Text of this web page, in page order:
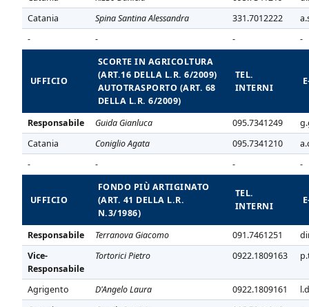
Catania
Spina Santina Alessandra 331.7012222
-
- - -
UFFICIO
SCORTE IN AGRICOLTURA
(ART.16 DELLA L.R. 6/2009)
AUTOTRASPORTO (ART. 68
DELLA L.R. 6/2009)
TEL.
INTERNI
Responsabile Guida Gianluca 095.7341249
Catania
Coniglio Agata 095.7341210
-
- - -
UFFICIO
FONDO PIÙ ARTIGINATO
(ART. 41 DELLA L.R.
N.3/1986)
TEL.
INTERNI
Responsabile Terranova Giacomo 091.7461251
Vice-
Responsabile
Tortorici Pietro 0922.1809163
Agrigento D'Angelo Laura 0922.1809161